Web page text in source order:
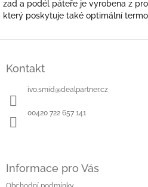
zad a podél páteře je vyrobena z
který poskytuje také optimální
Kontakt
ivo.smid@dealpartner.cz
00420 722 657 141
Informace pro Vás